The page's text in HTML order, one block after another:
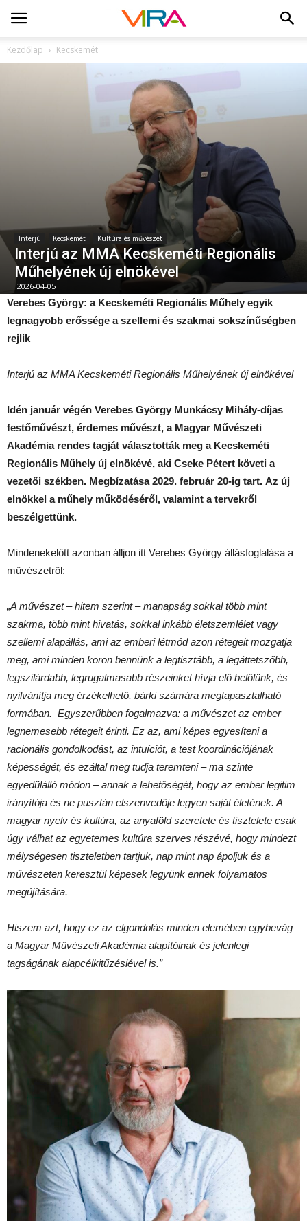
Kezdőlap Kecskemét
Interjú Kecskemét Kultúra és művészet
Interjú az MMA Kecskeméti Regionális
Műhelyének új elnökével
2026-04-05
Verebes György: a Kecskeméti Regionális Műhely egyik
legnagyobb erőssége a szellemi és szakmai sokszínűségben
rejlik
Interjú az MMA Kecskeméti Regionális Műhelyének új elnökével
Idén január végén Verebes György Munkácsy Mihály-díjas
festőművészt, érdemes művészt, a Magyar Művészeti
Akadémia rendes tagját választották meg a Kecskeméti
Regionális Műhely új elnökévé, aki Cseke Pétert követi a
vezetői székben. Megbízatása 2029. február 20-ig tart. Az új
elnökkel a műhely működéséről, valamint a tervekről
beszélgettünk.
Mindenekelőtt azonban álljon itt Verebes György állásfoglalása a
művészetről:
„A művészet – hitem szerint – manapság sokkal több mint
szakma, több mint hivatás, sokkal inkább életszemlélet vagy
szellemi alapállás, ami az emberi létmód azon rétegeit mozgatja
meg, ami minden koron bennünk a legtisztább, a legáttetszőbb,
legszilárdabb, legrugalmasabb részeinket hívja elő belőlünk, és
nyilvánítja meg érzékelhető, bárki számára megtapasztalható
formában. Egyszerűbben fogalmazva: a művészet az ember
legnemesebb rétegeit érinti. Ez az, ami képes egyesíteni a
racionális gondolkodást, az intuíciót, a test koordinációjának
képességét, és ezáltal meg tudja teremteni – ma szinte
egyedülálló módon – annak a lehetőségét, hogy az ember legitim
irányítója és ne pusztán elszenvedője legyen saját életének. A
magyar nyelv és kultúra, az anyaföld szeretete és tisztelete csak
úgy válhat az egyetemes kultúra szerves részévé, hogy mindezt
mélységesen tiszteletben tartjuk, nap mint nap ápoljuk és a
művészeten keresztül képesek legyünk ennek folyamatos
megújítására.
Hiszem azt, hogy ez az elgondolás minden elemében egybevág
a Magyar Művészeti Akadémia alapítóinak és jelenlegi
tagságának alapcélkitűzésiével is.”